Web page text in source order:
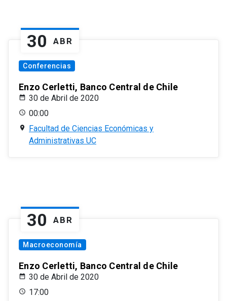
30 ABR
Conferencias
Enzo Cerletti, Banco Central de Chile
30 de Abril de 2020
00:00
Facultad de Ciencias Económicas y
Administrativas UC
30 ABR
Macroeconomía
Enzo Cerletti, Banco Central de Chile
30 de Abril de 2020
17:00